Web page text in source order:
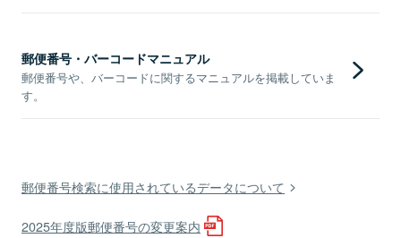
郵便番号・バーコードマニュアル
郵便番号や、バーコードに関するマニュアルを掲載していま
す。
郵便番号検索に使用されているデータについて
2025年度版郵便番号の変更案内